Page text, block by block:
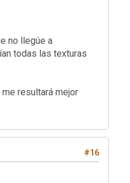
no llegúe a
todas las texturas
resultará mejor
#16